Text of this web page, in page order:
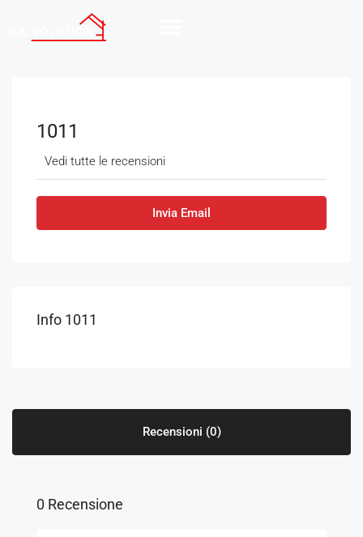
1011
Vedi tutte le recensioni
Invia Email
Info 1011
Recensioni (0)
0 Recensione